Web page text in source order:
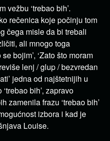
vežbu ‘trebao bih’.
rečenica koje počinju tom
čega misle da bi trebali
ali mnogo toga
bojim’, ‘Zato što moram
lenj / glup / bezvredan
jedna od najštetnijih u
bih’, zapravo
zamenila frazu ‘trebao bih’
izbora i kad je
Louise.